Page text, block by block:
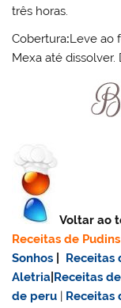
três horas.
Cobertura:Leve ao
Mexa até dissolver.
Voltar ao
Receitas de Pudins
Sonhos
Receitas
Aletria Receitas
de peru Receitas